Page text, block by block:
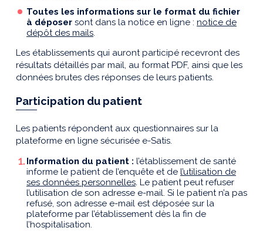
Toutes les informations sur le format du fichier
à déposer sont dans la notice en ligne : notice de
dépôt des mails.
Les établissements qui auront participé recevront des
résultats détaillés par mail, au format PDF, ainsi que les
données brutes des réponses de leurs patients.
Participation du patient
Les patients répondent aux questionnaires sur la
plateforme en ligne sécurisée e-Satis.
Information du patient : l’établissement de santé
informe le patient de l’enquête et de l’utilisation de
ses données personnelles. Le patient peut refuser
l’utilisation de son adresse e-mail. Si le patient n’a pas
refusé, son adresse e-mail est déposée sur la
plateforme par l’établissement dès la fin de
l’hospitalisation.